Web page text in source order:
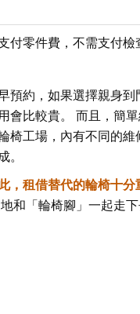
付零件費，不需支付
預約，如果選擇親身
會比較貴。 而且，簡
椅工場，內有不同的
。
，租借替代的輪椅十
和「輪椅腳」一起走下